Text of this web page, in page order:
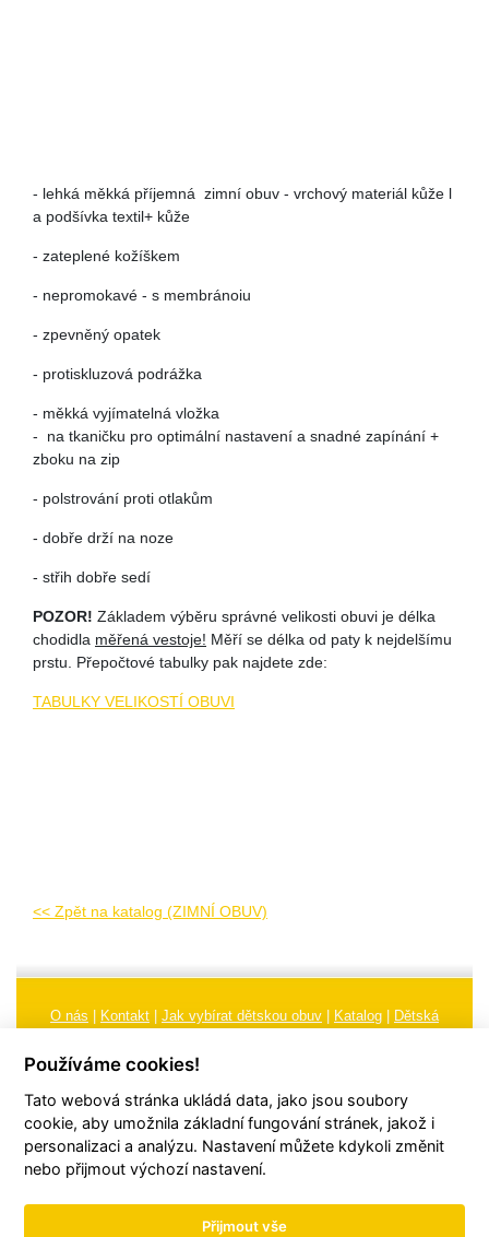
- lehká měkká příjemná zimní obuv - vrchový materiál kůže l
a podšívka textil+ kůže
- zateplené kožíškem
- nepromokavé - s membránoiu
- zpevněný opatek
- protiskluzová podrážka
- měkká vyjímatelná vložka
-
na tkaničku pro optimální nastavení a snadné zapínání +
zboku na zip
- polstrování proti otlakům
- dobře drží na noze
- střih dobře sedí
POZOR! Základem výběru správné velikosti obuvi je délka
chodidla měřená vestoje! Měří se délka od paty k nejdelšímu
prstu. Přepočtové tabulky pak najdete zde:
TABULKY VELIKOSTÍ OBUVI
<< Zpět na katalog (ZIMNÍ OBUV)
O nás Kontakt Jak vybírat dětskou obuv Katalog
Dětská
obuvi, pokyny a informace k reklamaci Nastavení cookies
© 2026TORI, s.r.o.| Všechna práva vyhrazena | Web vytvořil
Používáme cookies!
Tato webová stránka ukládá data, jako jsou soubory
cookie, aby umožnila základní fungování stránek, jakož i
personalizaci a analýzu. Nastavení můžete kdykoli změnit
nebo přijmout výchozí nastavení.
Přijmout vše